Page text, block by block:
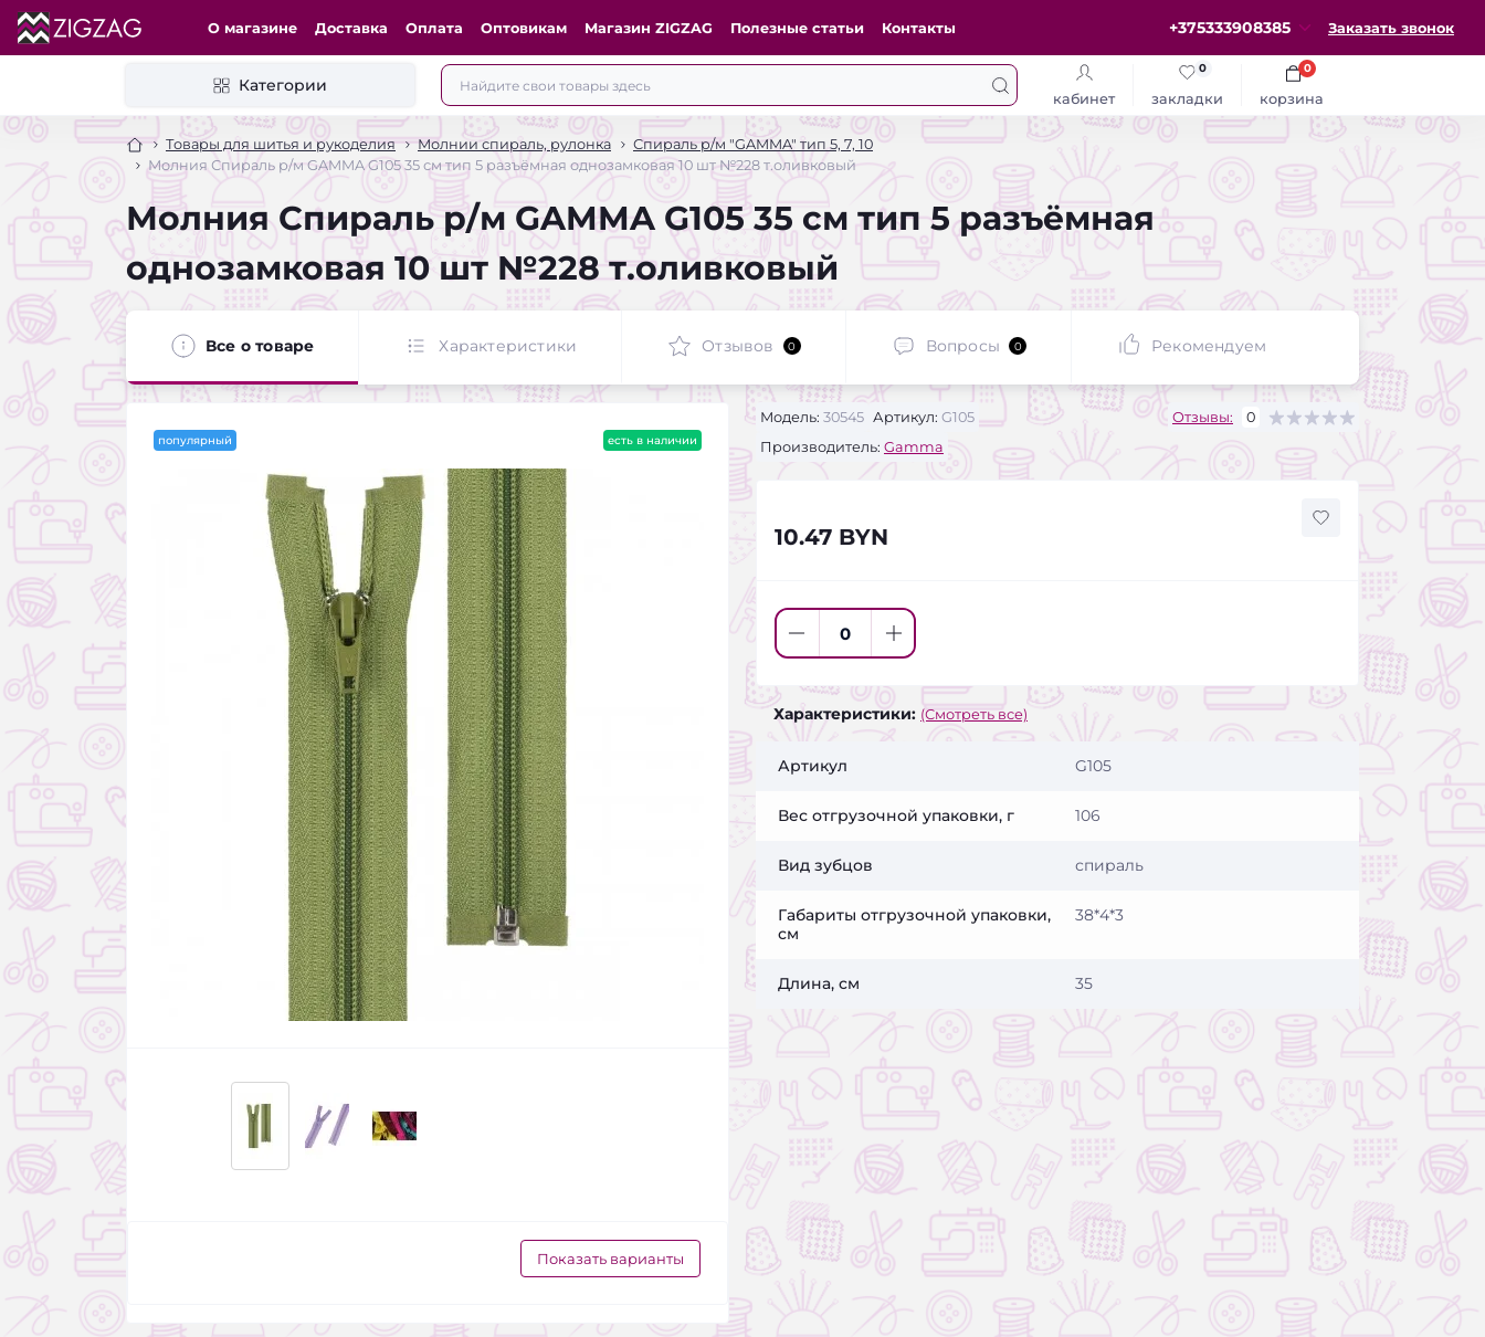
О магазине Доставка Оплата Оптовикам Магазин ZIGZAG Полезные статьи Контакты +375333908385 Заказать звонок
Категории
кабинет закладки
0
корзина
0
Товары для шитья и рукоделия Молнии спираль, рулонка
Спираль р/м "GAMMA" тип 5, 7, 10
Молния Спираль р/м GAMMA G105 35 см тип 5 разъёмная однозамковая 10 шт №228 т.оливковый
Молния Спираль р/м GAMMA G105 35 см тип 5 разъёмная
однозамковая 10 шт №228 т.оливковый
Все о товаре Характеристики Отзывов 0 Вопросы 0 Рекомендуем
популярный есть в наличии
Показать варианты
Модель: 30545 Артикул: G105
Производитель: Gamma
Отзывы: 0
10.47 BYN
Характеристики: (Смотреть все)
Артикул G105
Вес отгрузочной упаковки, г 106
Вид зубцов спираль
Габариты отгрузочной упаковки,
см
38*4*3
Длина, см 35